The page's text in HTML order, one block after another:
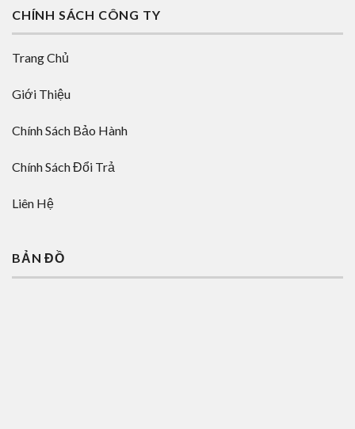
CHÍNH SÁCH CÔNG TY
Trang Chủ
Giới Thiệu
Chính Sách Bảo Hành
Chính Sách Đổi Trả
Liên Hệ
BẢN ĐỒ